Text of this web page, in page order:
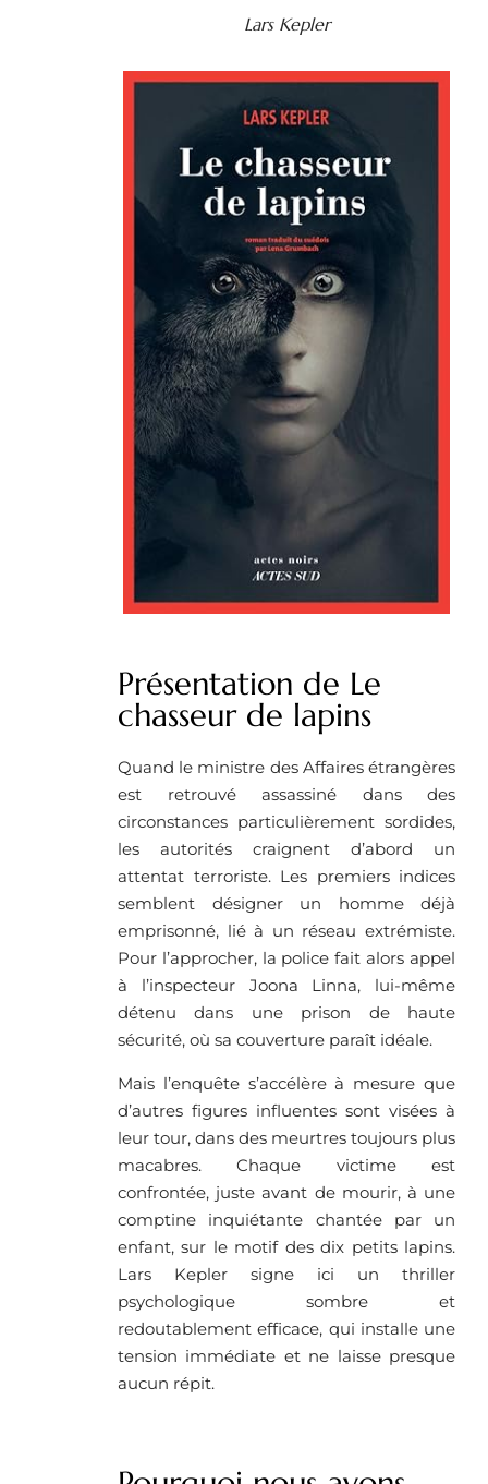
Lars Kepler
Présentation de Le
chasseur de lapins
Quand le ministre des Affaires étrangères
est retrouvé assassiné dans des
circonstances particulièrement sordides,
les autorités craignent d’abord un
attentat terroriste. Les premiers indices
semblent désigner un homme déjà
emprisonné, lié à un réseau extrémiste.
Pour l’approcher, la police fait alors appel
à l’inspecteur Joona Linna, lui-même
détenu dans une prison de haute
sécurité, où sa couverture paraît idéale.
Mais l’enquête s’accélère à mesure que
d’autres figures influentes sont visées à
leur tour, dans des meurtres toujours plus
macabres. Chaque victime est
confrontée, juste avant de mourir, à une
comptine inquiétante chantée par un
enfant, sur le motif des dix petits lapins.
Lars Kepler signe ici un thriller
psychologique sombre et
redoutablement efficace, qui installe une
tension immédiate et ne laisse presque
aucun répit.